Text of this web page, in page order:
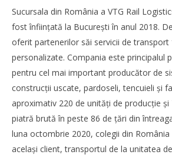
Alexandru
Ionescu
Sucursala din România a VTG Rail
fost înființată la București în anul 2018.
oferit partenerilor săi servicii de transport
personalizate. Compania este principalul
pentru cel mai important producător de
construcții uscate, pardoseli, tencuieli și
aproximativ 220 de unități de producţie și
piatră brută în peste 86 de țări din
luna octombrie 2020, colegii din
același client, transportul de la unitatea